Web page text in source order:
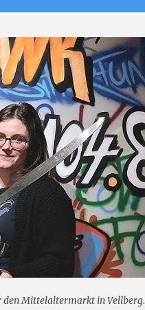
den Mittelaltermarkt in Vellberg.